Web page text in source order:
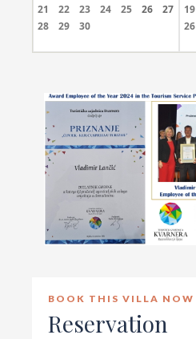
21
22 23 24 25 26
27
28
29 30
19
26
BOOK THIS VILLA NOW
Reservation